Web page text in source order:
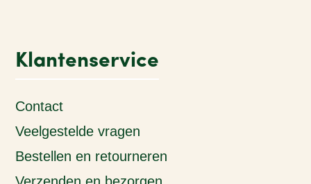
Klantenservice
Contact
Veelgestelde vragen
Bestellen en retourneren